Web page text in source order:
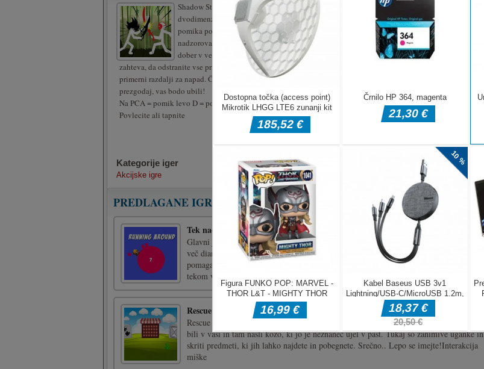
Shadow Stickman Fight je
dvodimenzionalna arkadna igra, ki se
pomika po strani. Imate priložnost
nadzorovati bojevnika Stickman, ki je
dober v več bojnih potezah. Vsaka stopnja
zahteva, da odstranite vse prihajajoče sovražnike na
primerni razdalji za napad. Če se premikate počasi ali
prezgodaj, vas bodo ubili!
Na PCA = pomik levo D = pomik desno Na mobilni napravi
Povlecite ali tapnite
Kategorije iger
Akcijske igre
PREDLAGANE IGRE
Tek naokoli
Glavni junak igre je Bob Miner in med potovanjem po planetu si prizadeva najti vse
več diamantov. Toda zdaj je obtičal v teku rdečega kroga. Našemu junaku morate
pomagati, da se izogne vsem oviram, da lahko nadaljuje z rudarjenjem. Tako boste s
tekom v krogu povečali hitrost in s [...]
Rescue The Goat
Rescue The Goat je igra, ki jo je razvil 8B Games/Games2mad. Predstavljajte si, da ste
bili v vasi in tam našli kozo, ki jo je neznanec ujel v past. Tukaj so zanimive uganke in
skriti predmeti, ki jih lahko najdete in pobegnete. Srečno.. Lepo se imejte!Interakcija
miške